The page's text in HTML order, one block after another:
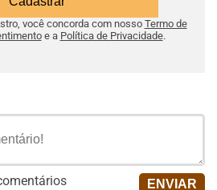
você concorda com nosso Termo de
e a Política de Privacidade.